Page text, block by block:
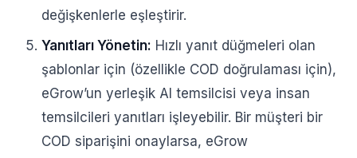
değişkenlerle eşleştirir.
Yanıtları Yönetin: Hızlı yanıt düğmeleri olan
şablonlar için (özellikle COD doğrulaması için),
eGrow’un yerleşik AI temsilcisi veya insan
temsilcileri yanıtları işleyebilir. Bir müşteri bir
COD siparişini onaylarsa, eGrow